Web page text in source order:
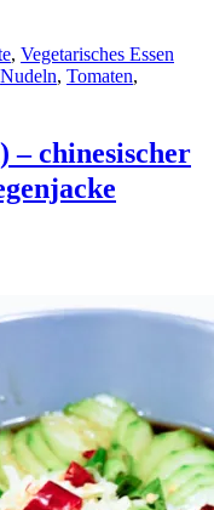
, Vegetarisches Essen
Nudeln, Tomaten,
– chinesischer